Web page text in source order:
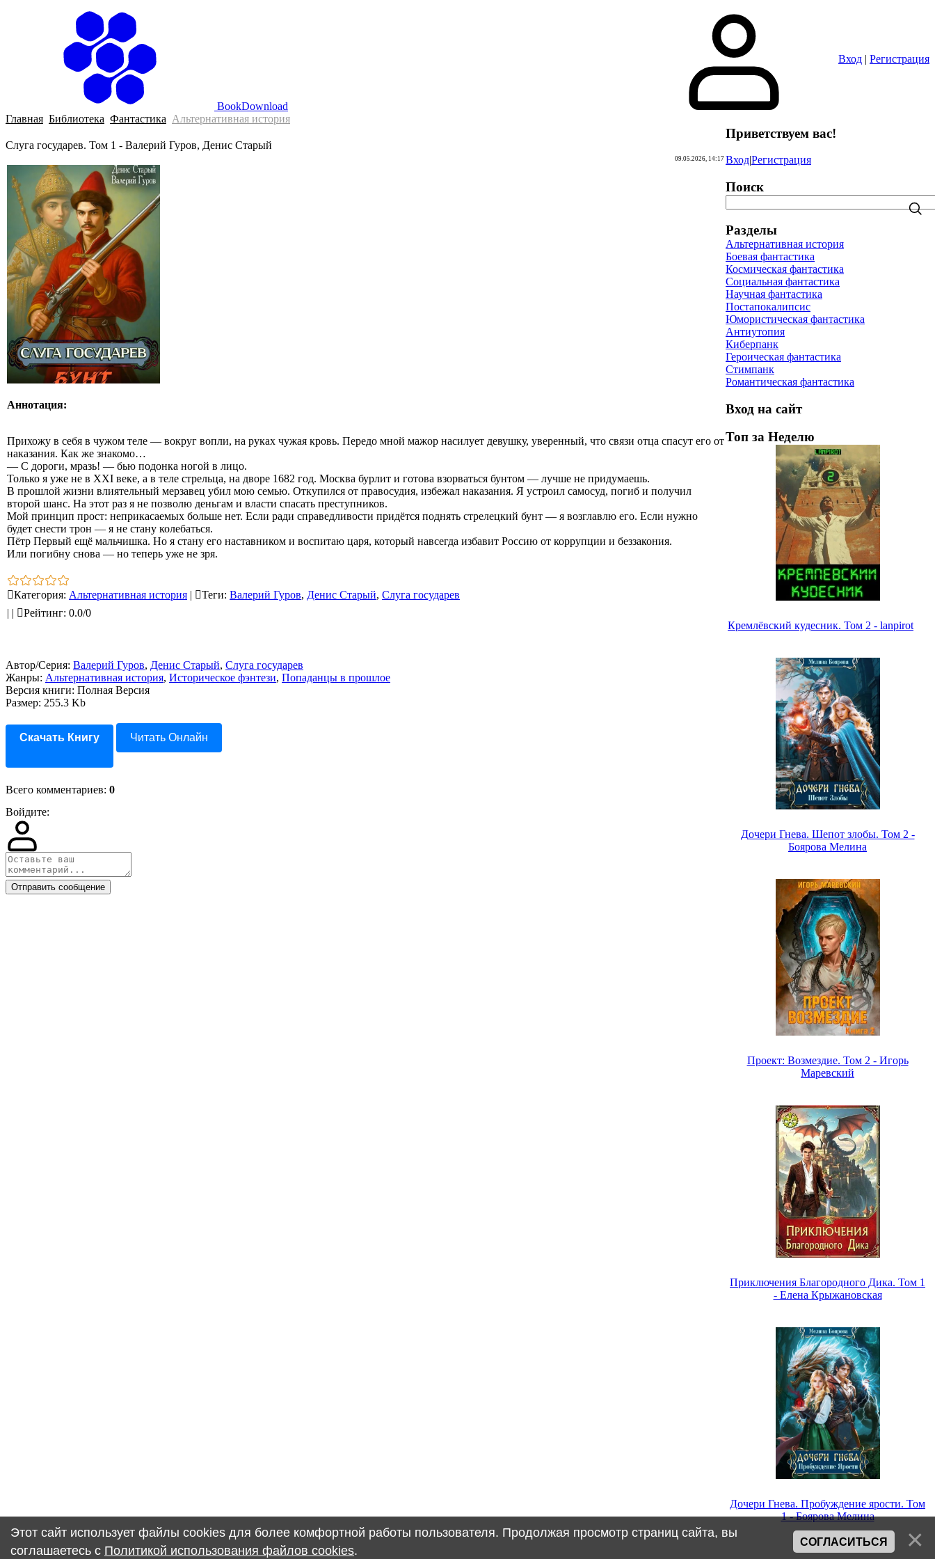
BookDownload
Вход | Регистрация
Главная Библиотека Фантастика Альтернативная история
Слуга государев. Том 1 - Валерий Гуров, Денис Старый
09.05.2026, 14:17
Аннотация:
Прихожу в себя в чужом теле — вокруг вопли, на руках чужая кровь. Передо мной мажор насилует девушку, уверенный, что связи отца спасут его от
наказания. Как же знакомо…
— С дороги, мразь! — бью подонка ногой в лицо.
Только я уже не в XXI веке, а в теле стрельца, на дворе 1682 год. Москва бурлит и готова взорваться бунтом — лучше не придумаешь.
В прошлой жизни влиятельный мерзавец убил мою семью. Откупился от правосудия, избежал наказания. Я устроил самосуд, погиб и получил
второй шанс. На этот раз я не позволю деньгам и власти спасать преступников.
Мой принцип прост: неприкасаемых больше нет. Если ради справедливости придётся поднять стрелецкий бунт — я возглавлю его. Если нужно
будет снести трон — я не стану колебаться.
Пётр Первый ещё мальчишка. Но я стану его наставником и воспитаю царя, который навсегда избавит Россию от коррупции и беззакония.
Или погибну снова — но теперь уже не зря.
Категория: Альтернативная история | Теги: Валерий Гуров, Денис Старый, Слуга государев
| | Рейтинг: 0.0/0
Автор/Серия: Валерий Гуров, Денис Старый, Слуга государев
Жанры: Альтернативная история, Историческое фэнтези, Попаданцы в прошлое
Версия книги: Полная Версия
Размер: 255.3 Kb
Скачать Книгу Читать Онлайн
Всего комментариев: 0
Войдите:
Отправить сообщение
Приветствуем вас!
Вход|Регистрация
Поиск
Разделы
Альтернативная история
Боевая фантастика
Космическая фантастика
Социальная фантастика
Научная фантастика
Постапокалипсис
Юмористическая фантастика
Антиутопия
Киберпанк
Героическая фантастика
Стимпанк
Романтическая фантастика
Вход на сайт
Топ за Неделю
Кремлёвский кудесник. Том 2 - lanpirot
Дочери Гнева. Шепот злобы. Том 2 -
Боярова Мелина
Проект: Возмездие. Том 2 - Игорь
Маревский
Приключения Благородного Дика. Том 1
- Елена Крыжановская
Дочери Гнева. Пробуждение ярости. Том
1 - Боярова Мелина
Этот сайт использует файлы cookies для более комфортной работы пользователя. Продолжая просмотр страниц сайта, вы
соглашаетесь с Политикой использования файлов cookies.
СОГЛАСИТЬСЯ